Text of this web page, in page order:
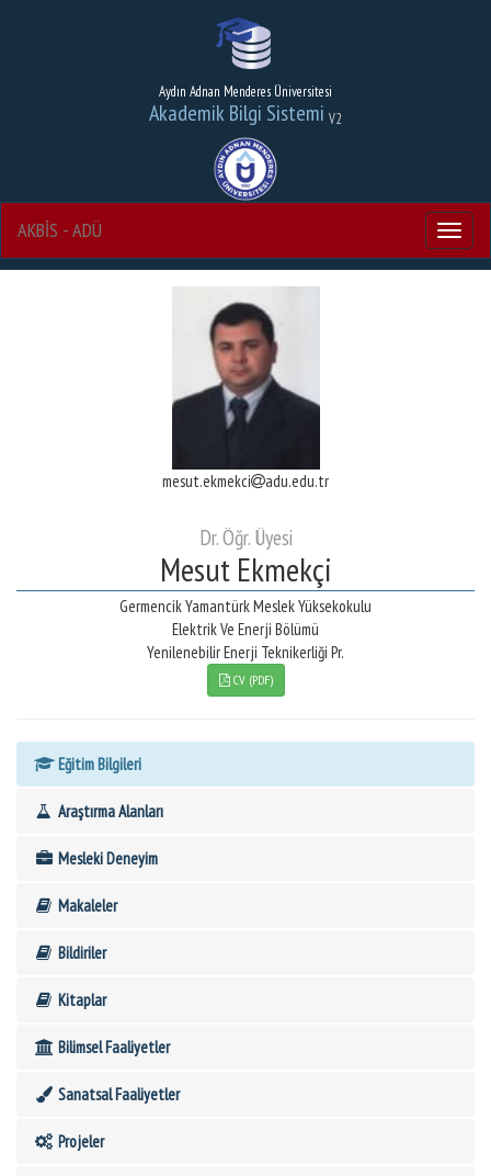
Aydın Adnan Menderes Üniversitesi
Akademik Bilgi Sistemi V2
Menu
AKBİS - ADÜ
mesut.ekmekci adu.edu.tr
Dr. Öğr. Üyesi
Mesut Ekmekçi
Germencik Yamantürk Meslek Yüksekokulu
Elektrik Ve Enerji Bölümü
Yenilenebilir Enerji Teknikerliği Pr.
CV (PDF)
Eğitim Bilgileri
Araştırma Alanları
Mesleki Deneyim
Makaleler
Bildiriler
Kitaplar
Bilimsel Faaliyetler
Sanatsal Faaliyetler
Projeler